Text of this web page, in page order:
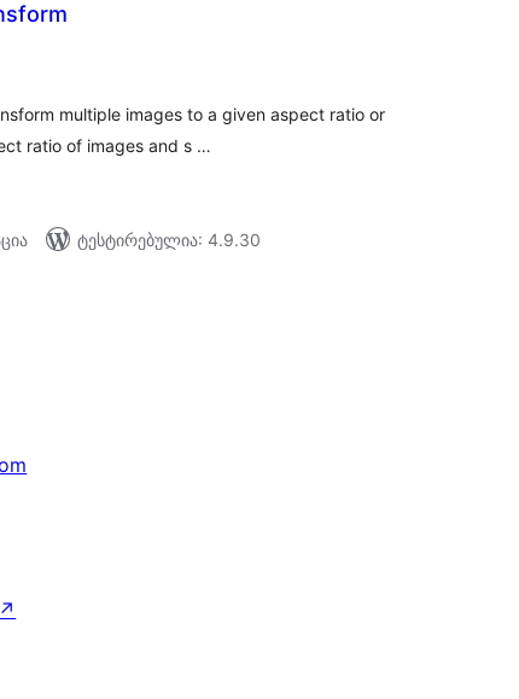
multiple images to a given aspect ratio or
ratio of images and s …
ტესტირებულია: 4.9.30
↗